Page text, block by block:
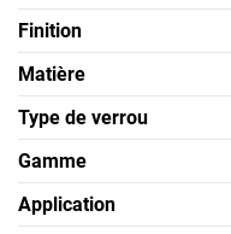
Finition
Matière
Type de verrou
Gamme
Application